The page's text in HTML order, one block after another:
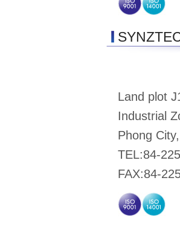
Land plot
Industrial
Phong
TEL:84-
FAX:84-